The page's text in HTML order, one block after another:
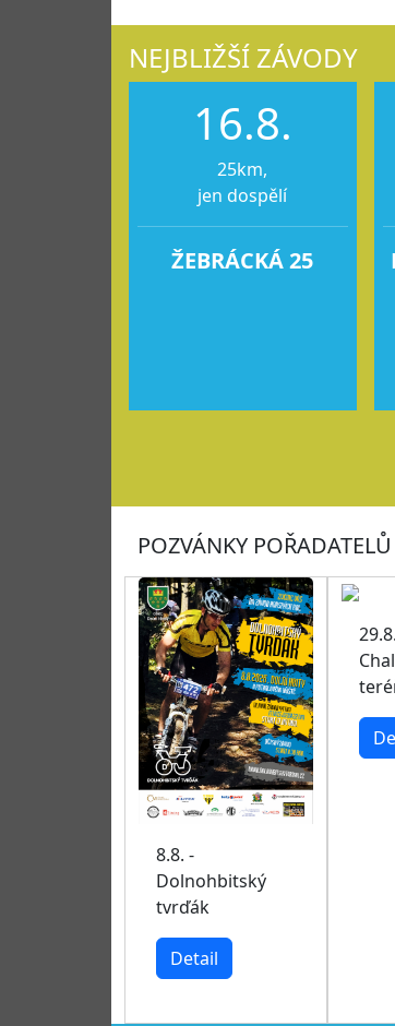
NEJBLIŽŠÍ ZÁVODY
16.8.
25km,
jen dospělí
ŽEBRÁCKÁ 25
POZVÁNKY POŘADATELŮ
8.8. -
Dolnohbitský
tvrďák
Detail